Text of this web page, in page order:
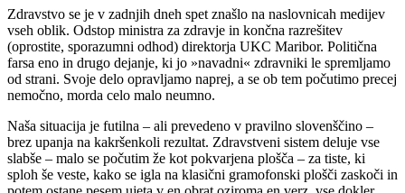
Zdravstvo se je v zadnjih dneh spet znašlo na naslovnicah medijev
vseh oblik. Odstop ministra za zdravje in končna razrešitev
(oprostite, sporazumni odhod) direktorja UKC Maribor. Politična
farsa eno in drugo dejanje, ki jo »navadni« zdravniki le spremljamo
od strani. Svoje delo opravljamo naprej, a se ob tem počutimo precej
nemočno, morda celo malo neumno.
Naša situacija je futilna – ali prevedeno v pravilno slovenščino –
brez upanja na kakršenkoli rezultat. Zdravstveni sistem deluje vse
slabše – malo se počutim že kot pokvarjena plošča – za tiste, ki
sploh še veste, kako se igla na klasični gramofonski plošči zaskoči in